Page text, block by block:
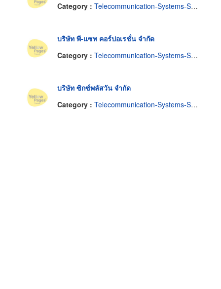
Category : Telecommunication-Systems-Service & Consultants
บริษัท พี-แซท คอร์ปอเรชั่น จำกัด
Category : Telecommunication-Systems-Service & Consultants
บริษัท ซิกซ์พลัสวัน จำกัด
Category : Telecommunication-Systems-Service & Consultants